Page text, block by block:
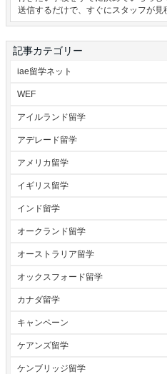
送信するだけで、すぐにスタッフが見
記事カテゴリー
iae留学ネット
WEF
アイルランド留学
アデレード留学
アメリカ留学
イギリス留学
インド留学
オークランド留学
オーストラリア留学
オックスフォード留学
カナダ留学
キャンペーン
ケアンズ留学
ケンブリッジ留学